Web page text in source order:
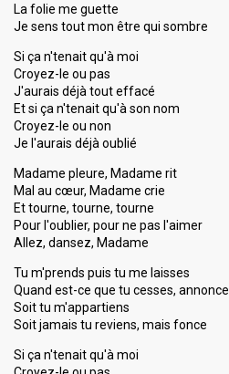
La folie me guette
Je sens tout mon être qui sombre
Si ça n'tenait qu'à moi
Croyez-le ou pas
J'aurais déjà tout effacé
Et si ça n'tenait qu'à son nom
Croyez-le ou non
Je l'aurais déjà oublié
Madame pleure, Madame rit
Mal au cœur, Madame crie
Et tourne, tourne, tourne
Pour l'oublier, pour ne pas l'aimer
Allez, dansez, Madame
Tu m'prends puis tu me laisses
Quand est-ce que tu cesses, annonce
Soit tu m'appartiens
Soit jamais tu reviens, mais fonce
Si ça n'tenait qu'à moi